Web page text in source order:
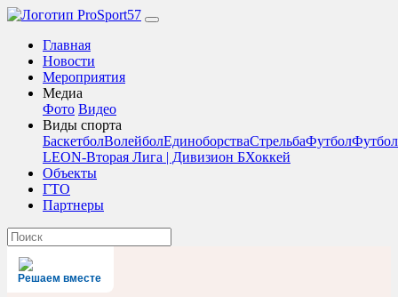
Главная
Новости
Мероприятия
Медиа
Фото Видео
Виды спорта
БаскетболВолейболЕдиноборстваСтрельбаФутбол
LEON-Вторая Лига | Дивизион БХоккей
Объекты
ГТО
Партнеры
Решаем вместе